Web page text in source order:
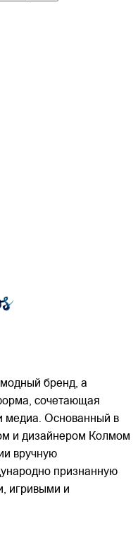
бренд, а
сочетающая
медиа. Основанный в
и дизайнером Колмом
вручную
признанную
игривыми и